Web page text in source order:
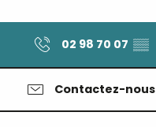
et coordonnées
02 98 70 07 ▒▒
Contactez-nous